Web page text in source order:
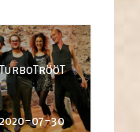
2020-07-30